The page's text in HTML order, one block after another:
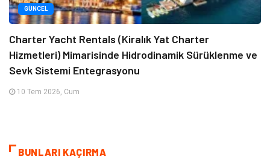
GÜNCEL
Charter Yacht Rentals (Kiralık Yat Charter
Hizmetleri) Mimarisinde Hidrodinamik Sürüklenme ve
Sevk Sistemi Entegrasyonu
10 Tem 2026, Cum
BUNLARI KAÇIRMA